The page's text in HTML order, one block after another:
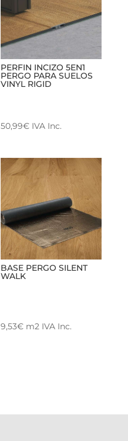
PERFIN INCIZO 5EN1
PERGO PARA SUELOS
VINYL RIGID
50,99€ IVA Inc.
BASE PERGO SILENT
WALK
9,53€ m2 IVA Inc.